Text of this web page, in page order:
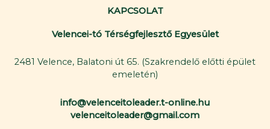
KAPCSOLAT
Velencei-tó Térségfejlesztő Egyesület
2481 Velence, Balatoni út 65. (Szakrendelő előtti épület
emeletén)
info@velenceitoleader.t-online.hu
velenceitoleader@gmail.com